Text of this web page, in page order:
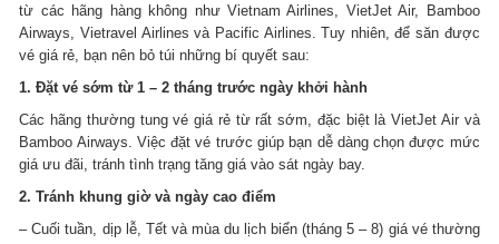
từ các hãng hàng không như Vietnam Airlines, VietJet Air, Bamboo
Airways, Vietravel Airlines và Pacific Airlines. Tuy nhiên, để săn được
vé giá rẻ, bạn nên bỏ túi những bí quyết sau:
1. Đặt vé sớm từ 1 – 2 tháng trước ngày khởi hành
Các hãng thường tung vé giá rẻ từ rất sớm, đặc biệt là VietJet Air và
Bamboo Airways. Việc đặt vé trước giúp bạn dễ dàng chọn được mức
giá ưu đãi, tránh tình trạng tăng giá vào sát ngày bay.
2. Tránh khung giờ và ngày cao điểm
– Cuối tuần, dịp lễ, Tết và mùa du lịch biển (tháng 5 – 8) giá vé thường